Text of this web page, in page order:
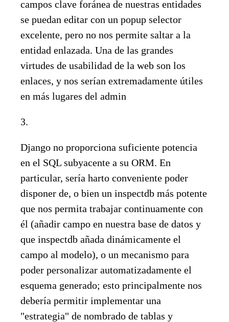
campos clave foránea de nuestras entidades
se puedan editar con un popup selector
excelente, pero no nos permite saltar a la
entidad enlazada. Una de las grandes
virtudes de usabilidad de la web son los
enlaces, y nos serían extremadamente útiles
en más lugares del admin
3.
Django no proporciona suficiente potencia
en el SQL subyacente a su ORM. En
particular, sería harto conveniente poder
disponer de, o bien un inspectdb más potente
que nos permita trabajar continuamente con
él (añadir campo en nuestra base de datos y
que inspectdb añada dinámicamente el
campo al modelo), o un mecanismo para
poder personalizar automatizadamente el
esquema generado; esto principalmente nos
debería permitir implementar una
"estrategia" de nombrado de tablas y